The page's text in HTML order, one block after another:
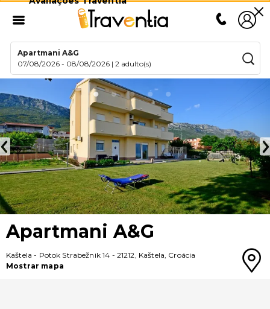
Apartmani A&G
07/08/2026 - 08/08/2026 |2 adulto(s)
Apartmani A&G
Kaštela - Potok Strabežnik 14 - 21212, Kaštela, Croácia
Mostrar mapa